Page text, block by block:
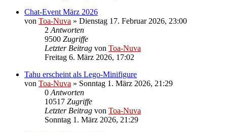
Chat-Event März 2026
von Toa-Nuva » Dienstag 17. Februar 2026, 23:00
2 Antworten
9500 Zugriffe
Letzter Beitrag von Toa-Nuva
Freitag 6. März 2026, 17:02
Tahu erscheint als Lego-Minifigure
von Toa-Nuva » Sonntag 1. März 2026, 21:29
0 Antworten
10517 Zugriffe
Letzter Beitrag von Toa-Nuva
Sonntag 1. März 2026, 21:29